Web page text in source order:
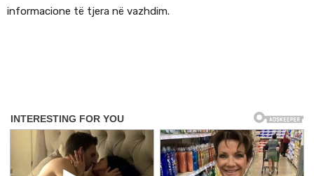
informacione të tjera në vazhdim.